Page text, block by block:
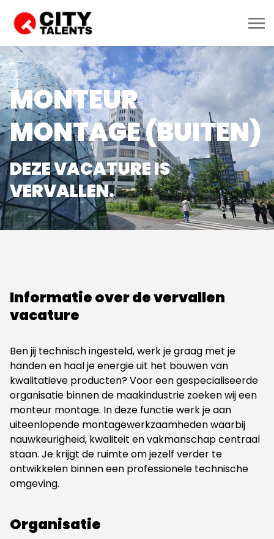
MONTEUR
MONTAGE (BUITEN)
DEZE VACATURE IS
VERVALLEN.
Informatie over de vervallen
vacature
Ben jij technisch ingesteld, werk je graag met je
handen en haal je energie uit het bouwen van
kwalitatieve producten? Voor een gespecialiseerde
organisatie binnen de maakindustrie zoeken wij een
monteur montage. In deze functie werk je aan
uiteenlopende montagewerkzaamheden waarbij
nauwkeurigheid, kwaliteit en vakmanschap centraal
staan. Je krijgt de ruimte om jezelf verder te
ontwikkelen binnen een professionele technische
omgeving.
Organisatie